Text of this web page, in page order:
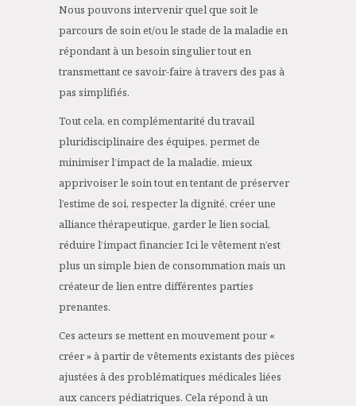
Nous pouvons intervenir quel que soit le
parcours de soin et/ou le stade de la maladie en
répondant à un besoin singulier tout en
transmettant ce savoir-faire à travers des pas à
pas simplifiés.
Tout cela, en complémentarité du travail
pluridisciplinaire des équipes, permet de
minimiser l’impact de la maladie, mieux
apprivoiser le soin tout en tentant de préserver
l’estime de soi, respecter la dignité, créer une
alliance thérapeutique, garder le lien social,
réduire l’impact financier. Ici le vêtement n’est
plus un simple bien de consommation mais un
créateur de lien entre différentes parties
prenantes.
Ces acteurs se mettent en mouvement pour «
créer » à partir de vêtements existants des pièces
ajustées à des problématiques médicales liées
aux cancers pédiatriques. Cela répond à un